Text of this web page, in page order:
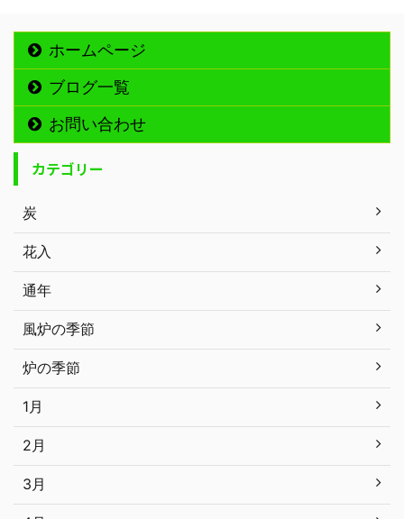
ホームページ
ブログ一覧
お問い合わせ
カテゴリー
炭
花入
通年
風炉の季節
炉の季節
1月
2月
3月